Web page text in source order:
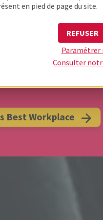
CERTIFIES
POUR
Best Workplace
en pied de page du site.
REFUSER
Paramétrer
Consulter